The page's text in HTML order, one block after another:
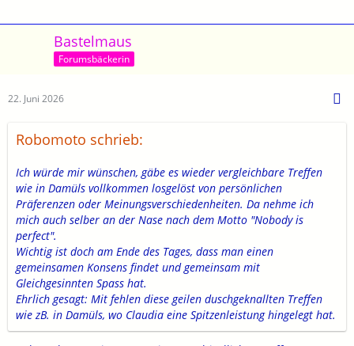
Bastelmaus
Forumsbäckerin
22. Juni 2026
Robomoto schrieb:
Ich würde mir wünschen, gäbe es wieder vergleichbare Treffen
wie in Damüls vollkommen losgelöst von persönlichen
Präferenzen oder Meinungsverschiedenheiten. Da nehme ich
mich auch selber an der Nase nach dem Motto "Nobody is
perfect".
Wichtig ist doch am Ende des Tages, dass man einen
gemeinsamen Konsens findet und gemeinsam mit
Gleichgesinnten Spass hat.
Ehrlich gesagt: Mit fehlen diese geilen duschgeknallten Treffen
wie zB. in Damüls, wo Claudia eine Spitzenleistung hingelegt hat.